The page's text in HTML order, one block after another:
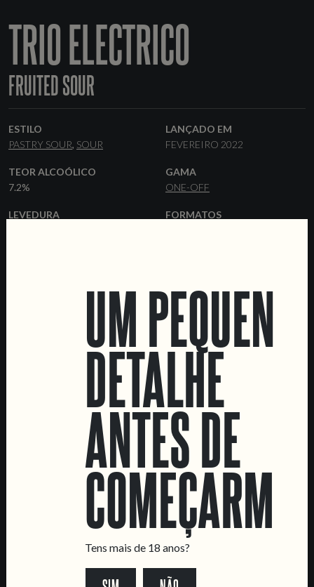
TRIO ELECTRICO
FRUITED SOUR
ESTILO
PASTRY SOUR SOUR
LANÇADO EM
FEVEREIRO 2022
TEOR ALCOÓLICO
7.2%
GAMA
ONE-OFF
LEVEDURA
FORMATOS
Marvila Taproom
Intendente Taproom
Quero vender as vossas cervejas!
Tours e eventos privados
UM PEQUENO
DETALHE
ANTES DE
Tens mais de 18 anos?